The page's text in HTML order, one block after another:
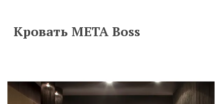
Кровать META Boss